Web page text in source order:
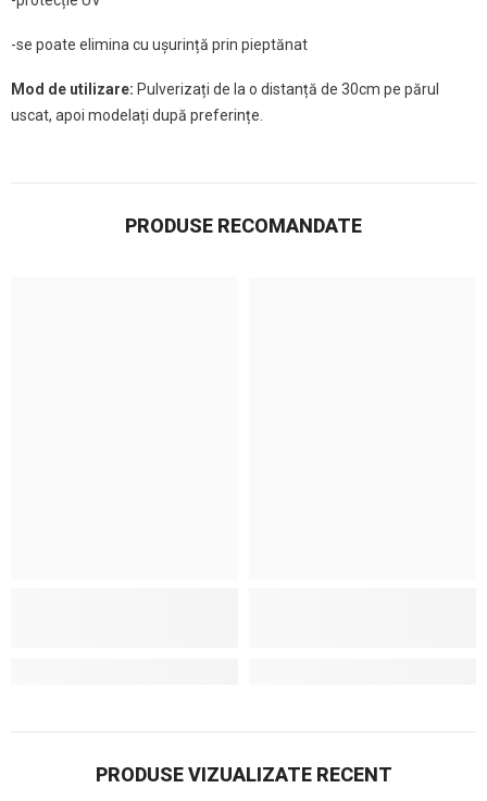
-se poate elimina cu ușurință prin pieptănat
Mod de utilizare: Pulverizați de la o distanță de 30cm pe părul
uscat, apoi modelați după preferințe.
PRODUSE RECOMANDATE
PRODUSE VIZUALIZATE RECENT